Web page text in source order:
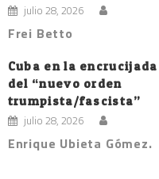
julio 28, 2026
Frei Betto
Cuba en la encrucijada
del “nuevo orden
trumpista/fascista”
julio 28, 2026
Enrique Ubieta Gómez.